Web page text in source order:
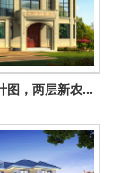
两层楼房设计图，两层新农村楼房图纸，外观典雅古朴